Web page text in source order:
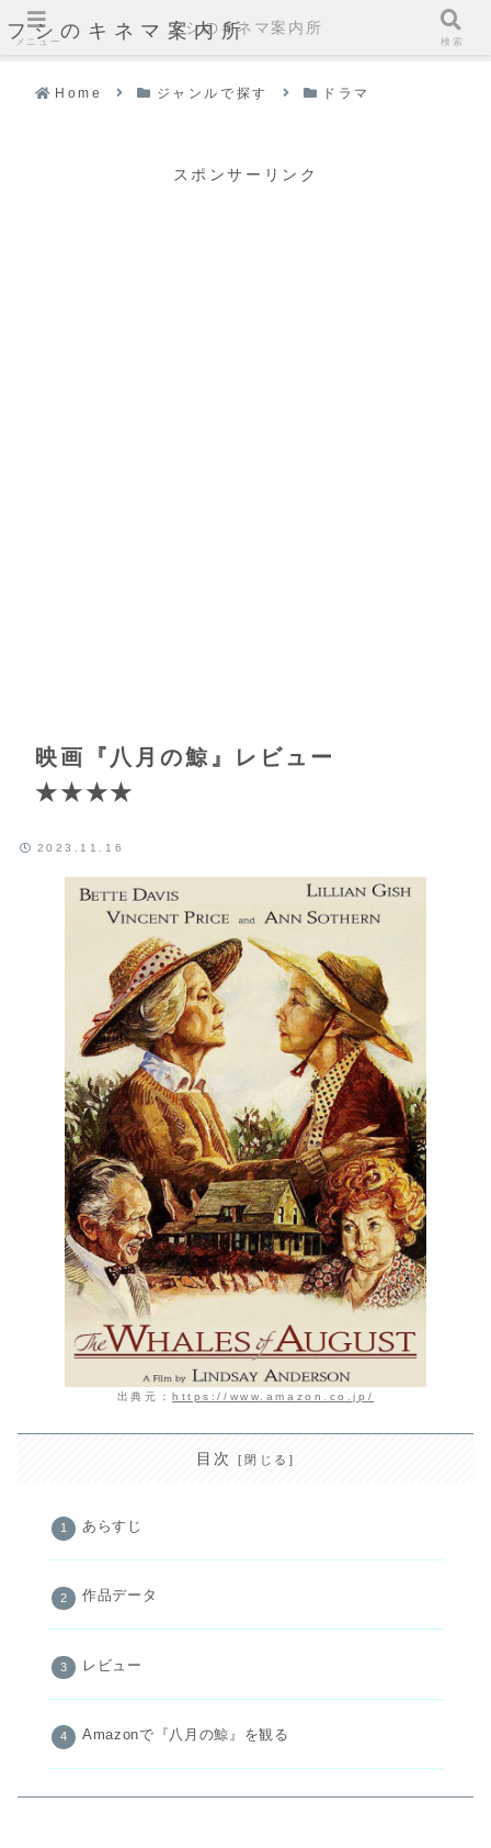
フシのキネマ案内所
Home ジャンルで探す ドラマ
スポンサーリンク
映画『八月の鯨』レビュー
★★★★
2023.11.16
出典元：https://www.amazon.co.jp/
目次
あらすじ
作品データ
レビュー
Amazonで『八月の鯨』を観る
メニュー
フシのキネマ案内所
検索